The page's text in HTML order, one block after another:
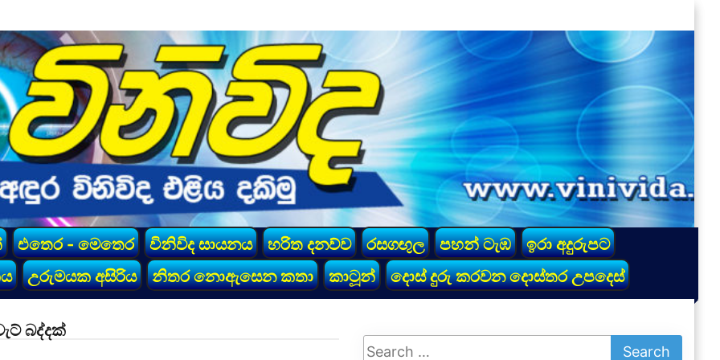
එතෙර - මෙතෙර විනිවිද සායනය හරිත දනව්ව රසගඟුල පහන් ටැඹ
ඉරා අදුරුපට
උරුමයක අසිරිය නිතර නොඇසෙන කතා කාටූන් දොස් දුරු කරවන දොස්තර උපදෙස්
බද්දක්